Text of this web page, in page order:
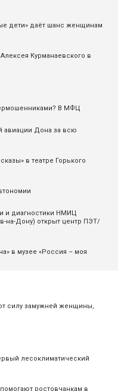
силу замужней женщины,
лесоклиматический
ростовчанкам в
дети» даёт шанс женщинам
Курманаевского в
В МФЦ
авиации Дона за всю
в театре Горького
и диагностики НМИЦ
на-Дону) открыт центр ПЭТ/
в музее «Россия – моя